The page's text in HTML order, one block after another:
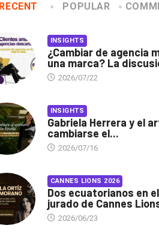
RECENT POPULAR
INSIGHTS
¿Cambiar de agencia
una marca? La
2026/07/22
INSIGHTS
Gabriela Herrera y el
cambiarse el...
2026/07/16
CANNES LIONS 2026
Dos ecuatorianos en el
jurado de Cannes
2026/06/23